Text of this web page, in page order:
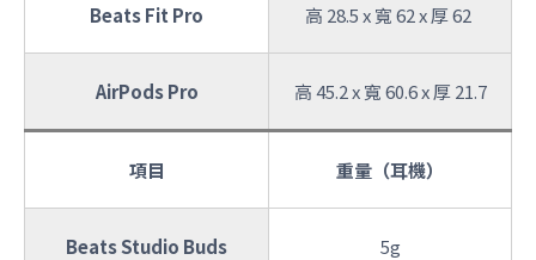
Beats Fit Pro 高 28.5 x 寬 62 x 厚 62
AirPods Pro 高 45.2 x 寬 60.6 x 厚 21.7
項目 重量（耳機）
Beats Studio Buds 5g